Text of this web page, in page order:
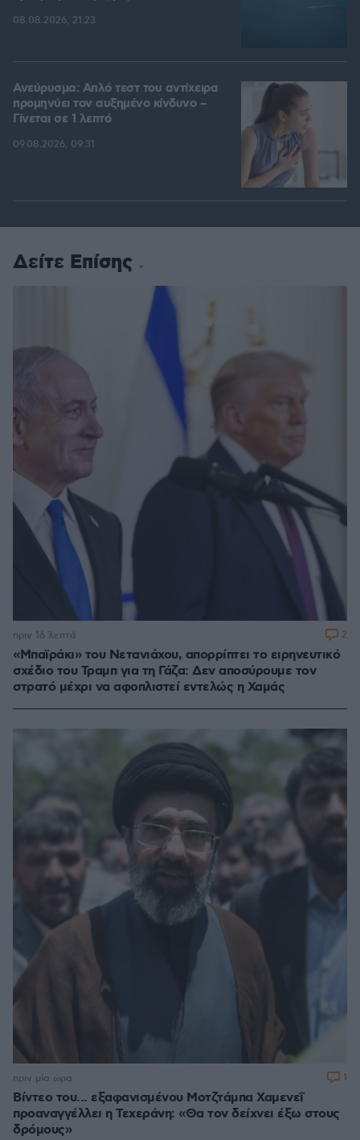
08.08.2026, 21:23
Ανεύρυσμα: Απλό τεστ του αντίχειρα
προμηνύει τον αυξημένο κίνδυνο –
Γίνεται σε 1 λεπτό
09.08.2026, 09:31
Δείτε Επίσης
«Μπαϊράκι» του Νετανιάχου, απορρίπτει το ειρηνευτικό
σχέδιο του Τραμπ για τη Γάζα: Δεν αποσύρουμε τον
στρατό μέχρι να αφοπλιστεί εντελώς η Χαμάς
πριν 16 λεπτά 2
Βίντεο του... εξαφανισμένου Μοτζτάμπα Χαμενεΐ
προαναγγέλλει η Τεχεράνη: «Θα τον δείχνει έξω στους
δρόμους»
πριν μία ώρα 1